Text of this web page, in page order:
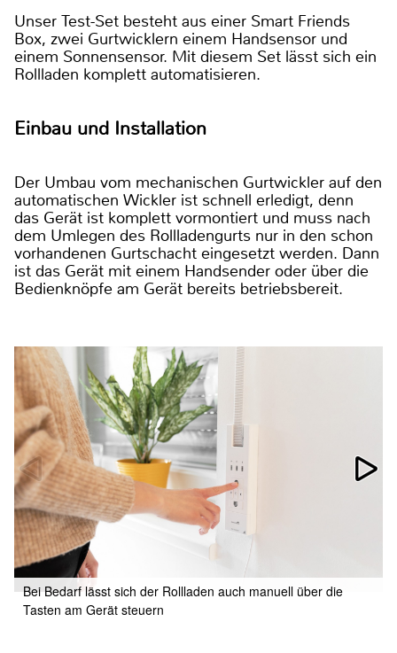
Unser Test-Set besteht aus einer Smart Friends
Box, zwei Gurtwicklern einem Handsensor und
einem Sonnensensor. Mit diesem Set lässt sich ein
Rollladen komplett automatisieren.
Einbau und Installation
Der Umbau vom mechanischen Gurtwickler auf den
automatischen Wickler ist schnell erledigt, denn
das Gerät ist komplett vormontiert und muss nach
dem Umlegen des Rollladengurts nur in den schon
vorhandenen Gurtschacht eingesetzt werden. Dann
ist das Gerät mit einem Handsender oder über die
Bedienknöpfe am Gerät bereits betriebsbereit.
Bei Bedarf lässt sich der Rollladen auch manuell über die
Tasten am Gerät steuern